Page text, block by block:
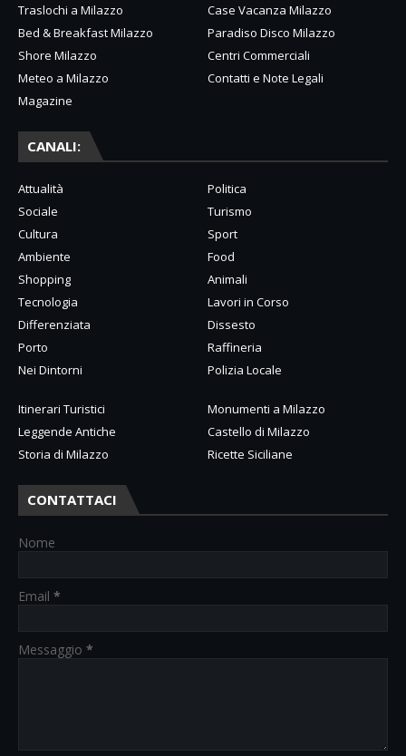
Traslochi a Milazzo
Case Vacanza Milazzo
Bed & Breakfast Milazzo
Paradiso Disco Milazzo
Shore Milazzo
Centri Commerciali
Meteo a Milazzo
Contatti e Note Legali
Magazine
CANALI:
Attualità
Politica
Sociale
Turismo
Cultura
Sport
Ambiente
Food
Shopping
Animali
Tecnologia
Lavori in Corso
Differenziata
Dissesto
Porto
Raffineria
Nei Dintorni
Polizia Locale
Itinerari Turistici
Monumenti a Milazzo
Leggende Antiche
Castello di Milazzo
Storia di Milazzo
Ricette Siciliane
CONTATTACI
Nome
Email *
Messaggio *